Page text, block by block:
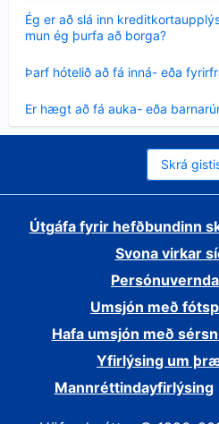
Ég er að slá inn
mun ég þurfa að borga?
Minna
sýnt
Þarf hótelið að fá inná- eða
sýnt
Er hægt að fá auka- eða
sýnt
Skrá
Útgáfa fyrir hefðbundinn
Svona virkar
Umsjón með
Hafa umsjón með
Yfirlýsing um
Mannréttindayfirlýsing